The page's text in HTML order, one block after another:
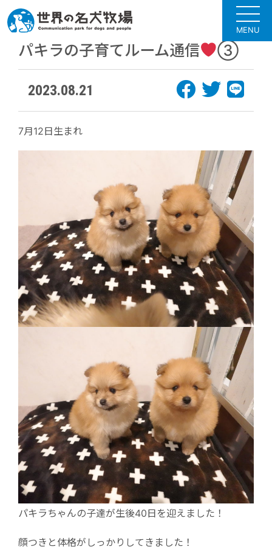
MENU
パキラの子育てルーム通信 ③
2023.08.21
7月12日生まれ
パキラちゃんの子達が生後40日を迎えました！
顔つきと体格がしっかりしてきました！